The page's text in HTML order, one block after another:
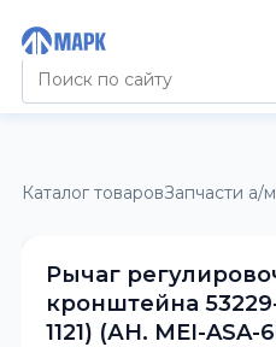
Каталог товаровЗапчасти
Рычаг
кронштейна
1121) (АН. MEI-